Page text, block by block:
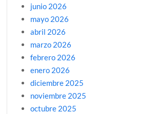
junio 2026
mayo 2026
abril 2026
marzo 2026
febrero 2026
enero 2026
diciembre 2025
noviembre 2025
octubre 2025